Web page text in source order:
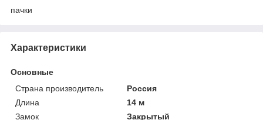
пачки
Характеристики
Основные
Страна производитель
Россия
Длина
14 м
Замок
Закрытый